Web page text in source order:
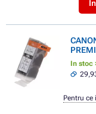
In stoc
Pentru